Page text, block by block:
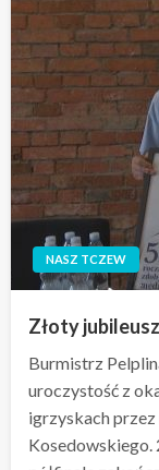
NASZ TCZEW
Złoty
Burmistrz
uroczystość z
igrzyskach
Kosedowskiego.